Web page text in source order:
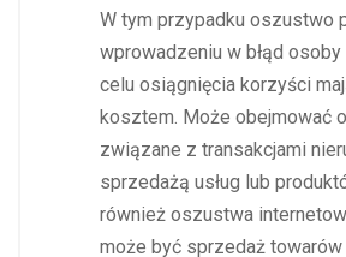
W tym przypadku oszustwo
wprowadzeniu w błąd
celu osiągnięcia korzyści
kosztem. Może obejmować
związane z transakcjami
sprzedażą usług lub
również oszustwa
może być sprzedaż